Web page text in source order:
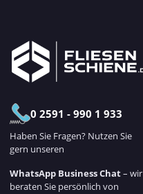
0 2591 - 990 1 933
Haben Sie Fragen? Nutzen Sie
gern unseren
WhatsApp Business Chat– wir
beraten Sie persönlich von